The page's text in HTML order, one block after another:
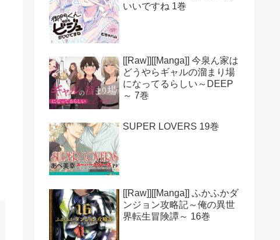
いいですね 1巻
[[Raw]][[Manga]] 今泉ん家は
どうやらギャルの溜まり場
になってるらしい～DEEP
～ 7巻
SUPER LOVERS 19巻
[[Raw]][[Manga]] ふかふかダ
ンジョン攻略記～俺の異世
界転生冒険譚～ 16巻